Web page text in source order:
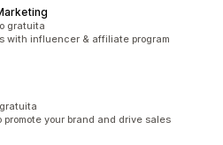
gratuita
with influencer & affiliate program
your brand and drive sales